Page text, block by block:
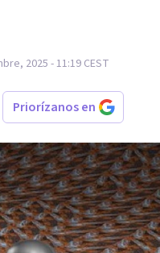
2025 - 11:19CEST
Priorízanos en